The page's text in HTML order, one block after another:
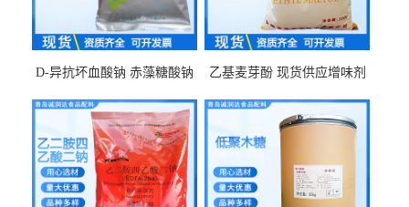
D-异抗坏血酸钠 赤藻糖酸钠
乙基麦芽酚 现货供应增味剂